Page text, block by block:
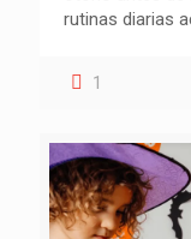
rutinas diarias
1